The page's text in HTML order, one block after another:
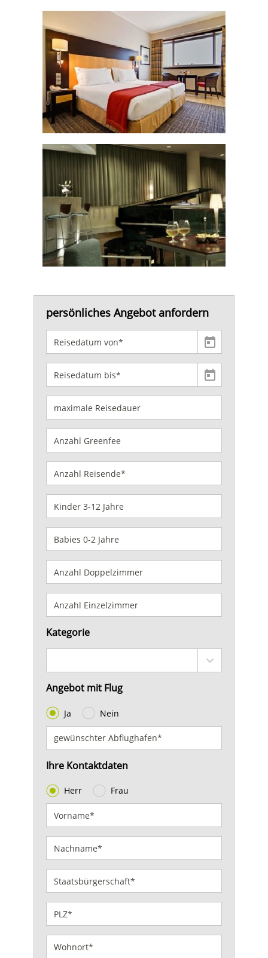
persönliches Angebot anfordern
Kategorie
Angebot mit Flug
Ja Nein
Ihre Kontaktdaten
Herr Frau